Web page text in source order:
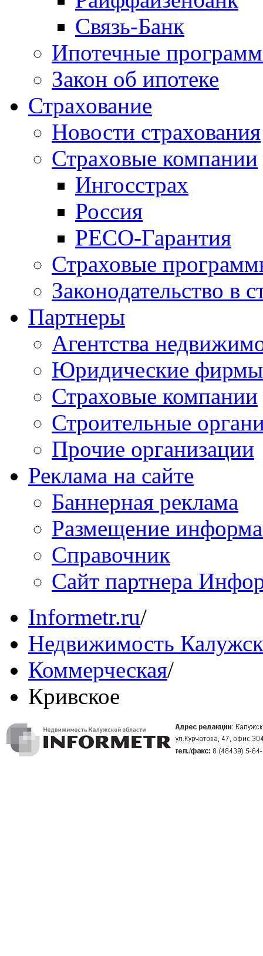
Связь-Банк
Ипотечные
Закон об ипотеке
Страхование
Новости страхования
Страховые компании
Ингосстрах
Россия
РЕСО-Гарантия
Страховые
Законодательство в
Партнеры
Агентства
Юридические фирмы
Страховые компании
Строительные
Прочие организации
Реклама на сайте
Баннерная реклама
Размещение
Справочник
Сайт партнера
Informetr.ru/
Недвижимость
Коммерческая/
Кривское